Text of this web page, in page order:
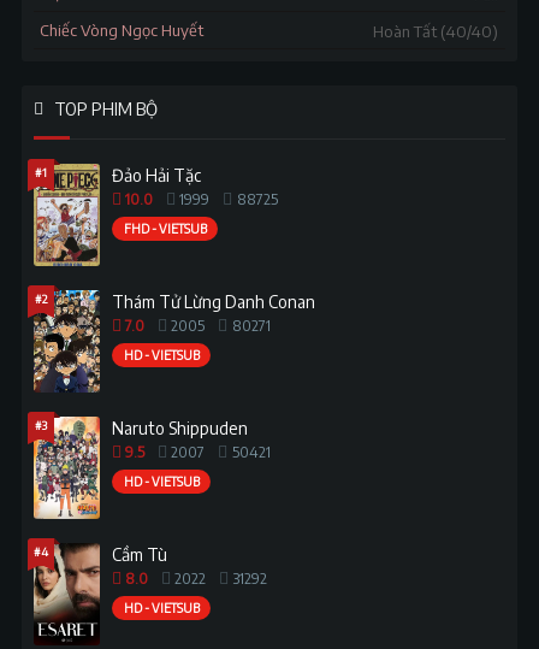
Chiếc Vòng Ngọc Huyết
Hoàn Tất (40/40)
TOP PHIM BỘ
#1 Đảo Hải Tặc
10.0 1999 88725
FHD - VIETSUB
#2 Thám Tử Lừng Danh Conan
7.0 2005 80271
HD - VIETSUB
#3 Naruto Shippuden
9.5 2007 50421
HD - VIETSUB
#4 Cầm Tù
8.0 2022 31292
HD - VIETSUB